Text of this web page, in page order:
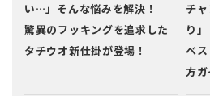
い…」そんな悩みを解決！
驚異のフッキングを追求した
タチウオ新仕掛が登場！
チ
り」
ベ
方ガ